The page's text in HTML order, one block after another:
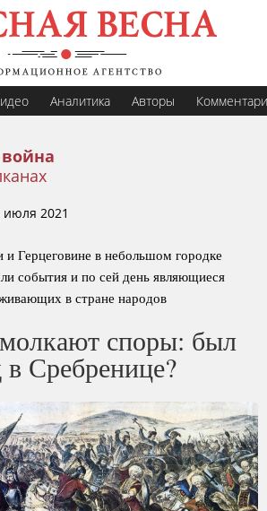
Аналитика Авторы
июля 2021
и Герцеговине в небольшом городке
события и по сей день являющиеся
в стране народов
споры: был
Сребренице?